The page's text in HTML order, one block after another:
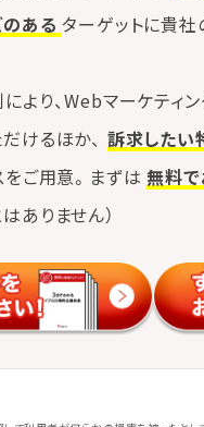
のあるターゲットに貴社
より、Webマーケティ
けるほか、 訴求したい
をご用意。まずは無料
ありません）